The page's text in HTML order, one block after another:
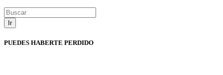
Ir
PUEDES HABERTE PERDIDO